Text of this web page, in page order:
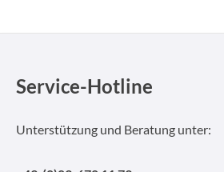
Service-Hotline
Unterstützung und Beratung unter: